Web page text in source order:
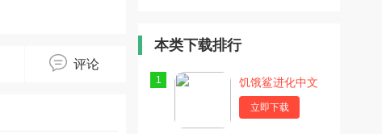
评论
本类下载排行
1
饥饿鲨进化中文
最新版
立即下载